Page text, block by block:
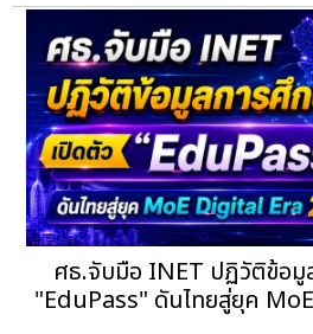
ศธ.จับมือ INET ปฏิวัติข้อมู
"EduPass" ดันไทยสู่ยุค